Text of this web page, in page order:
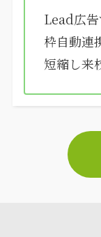
Lead広
枠自動連
短縮し来